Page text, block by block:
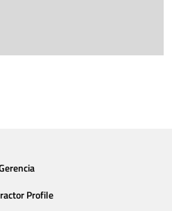
Profile